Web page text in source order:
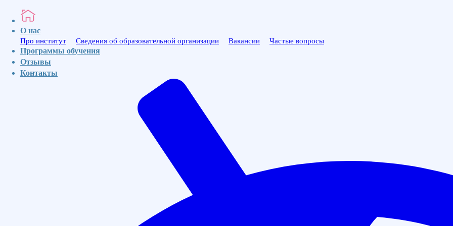
О нас
Про институт Сведения об образовательной организации Вакансии Частые вопросы
Программы обучения
Отзывы
Контакты
МедИнвест
Ваше имя
Ваш номер телефона для связи
Отправить